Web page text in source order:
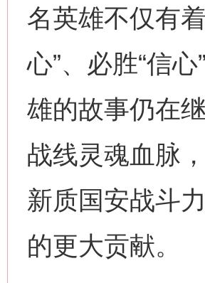
名英雄不仅有
心”、必胜“信
雄的故事仍在
战线灵魂血脉
新质国安战斗
的更大贡献。
网上购药对药下症？